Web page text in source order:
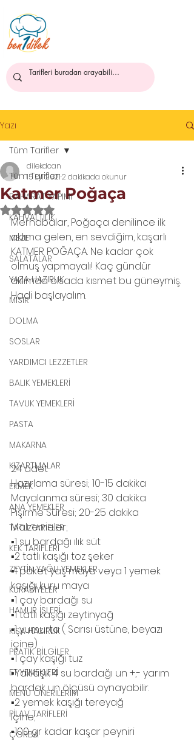
Yazı
Tüm Tarifler
BAHARAT YAPIMI
KAHVALTILIK
MEZE
SALATALAR
YAZA HAZIRLIK
MISIR
DOLMA
SOSLAR
YARDIMCI LEZZETLER
BALIK YEMEKLERİ
TAVUK YEMEKLERİ
PASTA
MAKARNA
KIZARTMALAR
EKMEK
ANA YEMEKLER
TATLI TARİFLER
KEK TARİFLERİ
ZEYTİN YAĞLI YEMEKLER
KURABİYELER
HAMUR İŞLERİ
KIŞA HAZIRLIK
PRATİK BİLGİLER
ET YEMEKLERİ
MENÜ ÖNERİLERİM
PİLAV TARİFLERİ
ÇORBA
Tüm Tarifler
Katmer Poğaça
dilekdcan
15 Eyl 20212 dakikada okunur
5 üzerinden NaN yıldız
Merhabalar, Poğaça denilince ilk
aklıma gelen, en sevdiğim, kaşarlı
KATMER POĞAÇA. Ne kadar çok
olmuş yapmayalı! Kaç gündür
aklımda olsada kısmet bu güneymiş.
Hadi başlayalım.
24 adet
Hazırlama süresi; 10-15 dakika
Mayalanma süresi; 30 dakika
Pişirme Süresi; 20-25 dakika
Malzemeler;
▪️1 su bardağı ılık süt
▪️2 tatlı kaşığı toz şeker
▪️1 paket yaş maya veya 1 yemek
kaşığı kuru maya
▪️1 çay bardağı su
▪️1 tatlı kaşığı zeytinyağ
▪️1 yumurta ( Sarısı üstüne, beyazı
içine)
▪️1 çay kaşığı tuz
▪️Yaklaşık 4 su bardağı un +,- yarım
bardak un ölçüsü oynayabilir.
▪️2 yemek kaşığı tereyağ
İçine;
▪️100 gr kadar kaşar peyniri